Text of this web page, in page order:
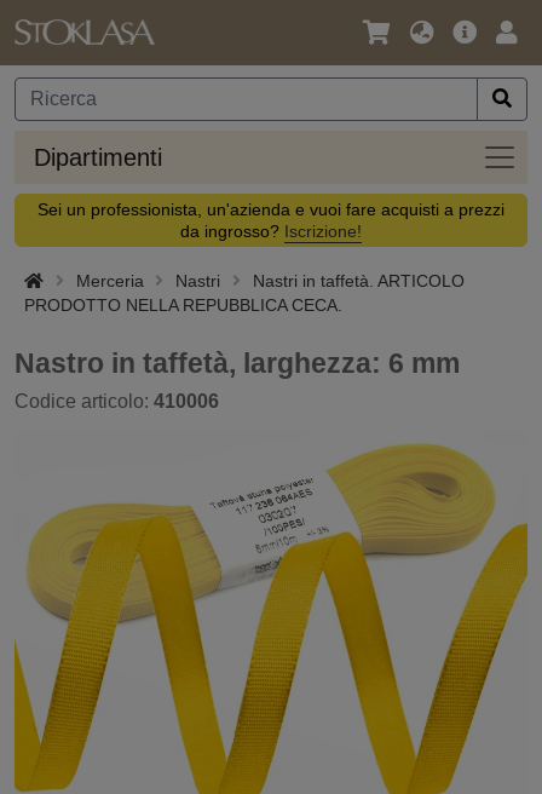
Lingua
Valuta
Offerta
Dipartimenti
Sei un professionista, un'azienda e vuoi fare acquisti a prezzi
da ingrosso? Iscrizione!
Merceria Nastri
Nastri in taffetà. ARTICOLO
PRODOTTO NELLA REPUBBLICA CECA.
Nastro in taffetà, larghezza: 6 mm
Codice articolo: 410006